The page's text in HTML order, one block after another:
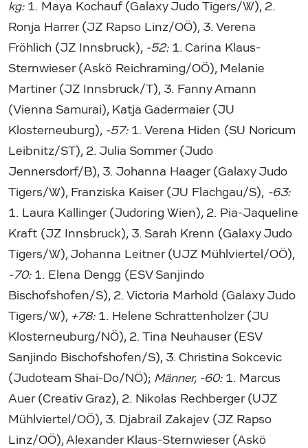
kg:1. Maya Kochauf (Galaxy Judo Tigers/W), 2.
Ronja Harrer (JZ Rapso Linz/OÖ), 3. Verena
Fröhlich (JZ Innsbruck), -52: 1. Carina Klaus-
Sternwieser (Askö Reichraming/OÖ), Melanie
Martiner (JZ Innsbruck/T), 3. Fanny Amann
(Vienna Samurai), Katja Gadermaier (JU
Klosterneuburg), -57:1. Verena Hiden (SU Noricum
Leibnitz/ST), 2. Julia Sommer (Judo
Jennersdorf/B), 3. Johanna Haager (Galaxy Judo
Tigers/W), Franziska Kaiser (JU Flachgau/S), -63:
1. Laura Kallinger (Judoring Wien), 2. Pia-Jaqueline
Kraft (JZ Innsbruck), 3. Sarah Krenn (Galaxy Judo
Tigers/W), Johanna Leitner (UJZ Mühlviertel/OÖ),
-70: 1. Elena Dengg (ESV Sanjindo
Bischofshofen/S), 2. Victoria Marhold (Galaxy Judo
Tigers/W), +78:1. Helene Schrattenholzer (JU
Klosterneuburg/NÖ), 2. Tina Neuhauser (ESV
Sanjindo Bischofshofen/S), 3. Christina Sokcevic
(Judoteam Shai-Do/NÖ); Männer, -60: 1. Marcus
Auer (Creativ Graz), 2. Nikolas Rechberger (UJZ
Mühlviertel/OÖ), 3. Djabrail Zakajev (JZ Rapso
Linz/OÖ), Alexander Klaus-Sternwieser (Askö